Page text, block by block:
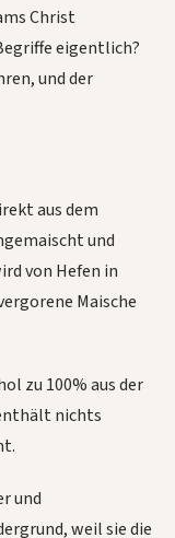
Christ
eigentlich?
und der
aus dem
und
von Hefen in
Maische
zu 100% aus der
nichts
und
weil sie die